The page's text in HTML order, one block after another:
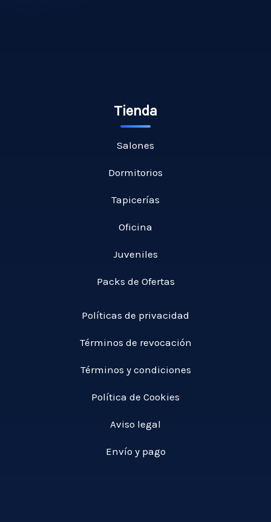
Tienda
Salones
Dormitorios
Tapicerías
Oficina
Juveniles
Packs de Ofertas
Políticas de privacidad
Términos de revocación
Términos y condiciones
Política de Cookies
Aviso legal
Envío y pago